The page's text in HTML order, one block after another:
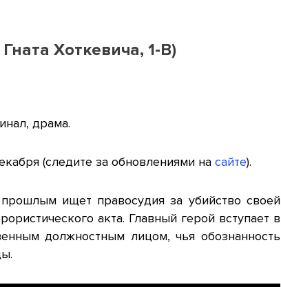
Хоткевича, 1-В)
драма.
(следите за обновлениями на сайте).
ищет правосудия за убийство своей
акта. Главный герой вступает в
должностным лицом, чья обознанность